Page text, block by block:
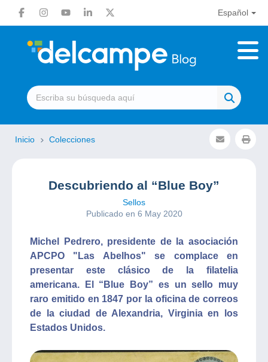
Español
Inicio Colecciones
Descubriendo al “Blue Boy”
Sellos
Publicado en 6 May 2020
Michel Pedrero, presidente de la asociación
APCPO "Las Abelhos" se complace en
presentar este clásico de la filatelia
americana. El “Blue Boy” es un sello muy
raro emitido en 1847 por la oficina de correos
de la ciudad de Alexandria, Virginia en los
Estados Unidos.